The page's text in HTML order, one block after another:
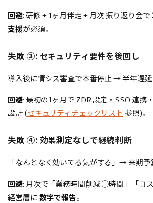
回避: 研修 + 1ヶ月伴走 + 月次 振り返り会で
支援が必須。
失敗 ③: セキュリティ要件を後回し
導入後に情シス審査で本番停止 → 半年遅延
回避: 最初の1ヶ月で ZDR 設定・SSO 連携
設計 (セキュリティチェックリスト 参照)。
失敗 ④: 効果測定なしで継続判断
「なんとなく効いてる気がする」→ 来期予
回避: 月次で「業務時間削減 ◯時間」「コ
経営層に数字で報告。